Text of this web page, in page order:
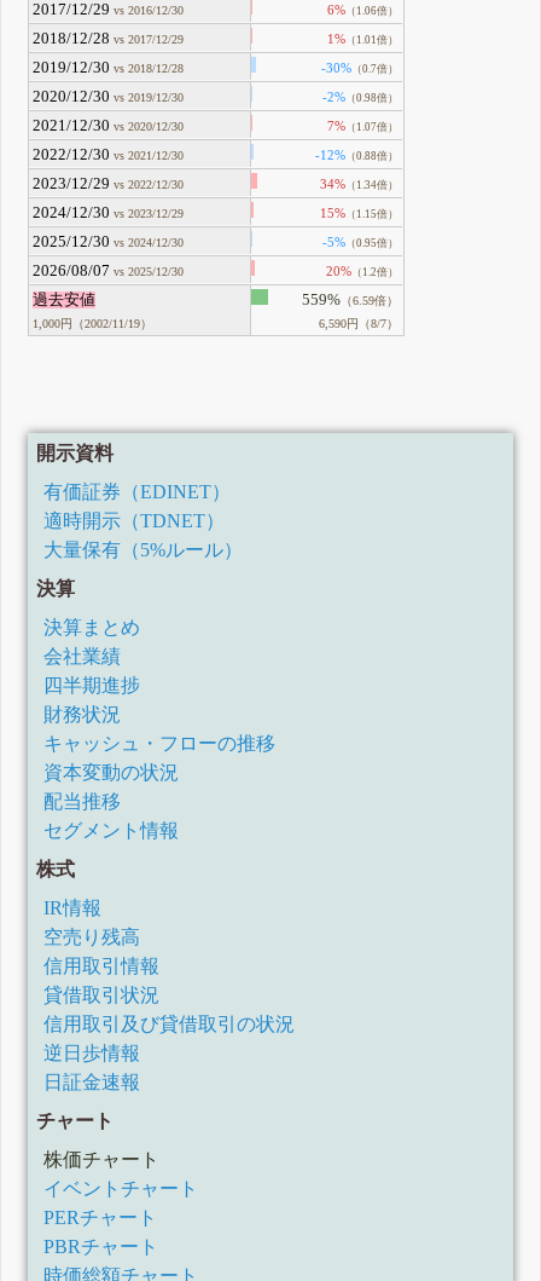
2017/12/29 vs 2016/12/30 6% （1.06倍）
2018/12/28 vs 2017/12/29 1% （1.01倍）
2019/12/30 vs 2018/12/28 -30% （0.7倍）
2020/12/30 vs 2019/12/30 -2% （0.98倍）
2021/12/30 vs 2020/12/30 7% （1.07倍）
2022/12/30 vs 2021/12/30 -12% （0.88倍）
2023/12/29 vs 2022/12/30 34% （1.34倍）
2024/12/30 vs 2023/12/29 15% （1.15倍）
2025/12/30 vs 2024/12/30 -5% （0.95倍）
2026/08/07 vs 2025/12/30 20% （1.2倍）
過去安値
1,000円（2002/11/19）
559% （6.59倍）
6,590円（8/7）
開示資料
有価証券（EDINET）
適時開示（TDNET）
大量保有（5%ルール）
決算
決算まとめ
会社業績
四半期進捗
財務状況
キャッシュ・フローの推移
資本変動の状況
配当推移
セグメント情報
株式
IR情報
空売り残高
信用取引情報
貸借取引状況
信用取引及び貸借取引の状況
逆日歩情報
日証金速報
チャート
株価チャート
イベントチャート
PERチャート
PBRチャート
時価総額チャート